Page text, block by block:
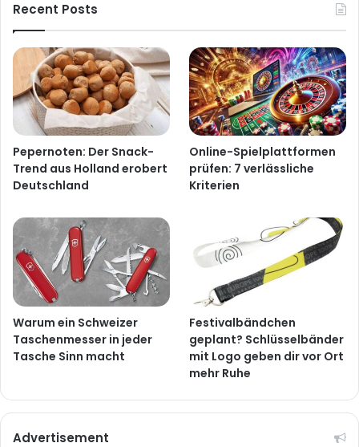
Recent Posts
Pepernoten: Der Snack-
Trend aus Holland erobert
Deutschland
Online-Spielplattformen
prüfen: 7 verlässliche
Kriterien
Warum ein Schweizer
Taschenmesser in jeder
Tasche Sinn macht
Festivalbändchen
geplant? Schlüsselbänder
mit Logo geben dir vor Ort
mehr Ruhe
Advertisement